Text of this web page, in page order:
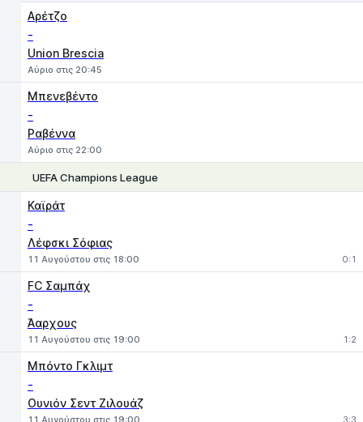
Αρέτζο
-
Union Brescia
Αύριο στις 20:45
Μπενεβέντο
-
Ραβέννα
Αύριο στις 22:00
UEFA Champions League
Καϊράτ
-
Λέφσκι Σόφιας
11 Αυγούστου στις 18:00 0:1
FC Σαμπάχ
-
Άαρχους
11 Αυγούστου στις 19:00 1:2
Μπόντο Γκλιμτ
-
Ουνιόν Σεντ Ζιλουάζ
11 Αυγούστου στις 19:00 3:3